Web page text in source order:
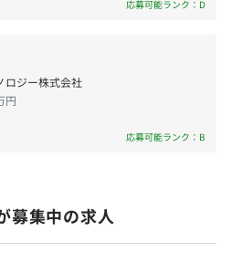
月）
7月に給与反映））
えでチーム開発が多く、顧
社内外含めコミュニケーシ
もあります。そこで、当社
意識したコミュニケーショ
ュニケーションを図ること
に良い循環が生まれていま
応募可能ランク：D
ロジー株式会社
円
応募可能ランク：B
募集中の求人